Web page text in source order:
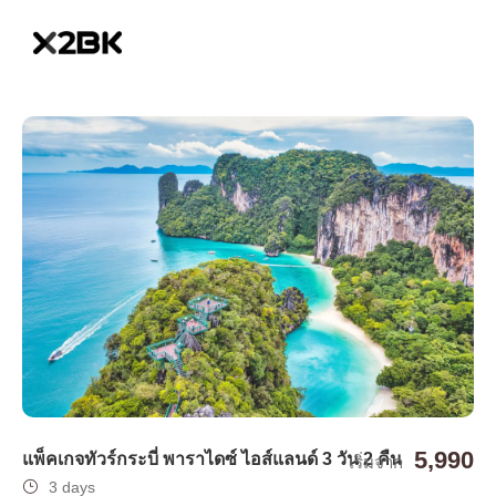
แพ็คเกจทัวร์กระบี่ พาราไดซ์ ไอส์แลนด์ 3 วัน 2 คืน
เริ่มจาก 5,990
3 days